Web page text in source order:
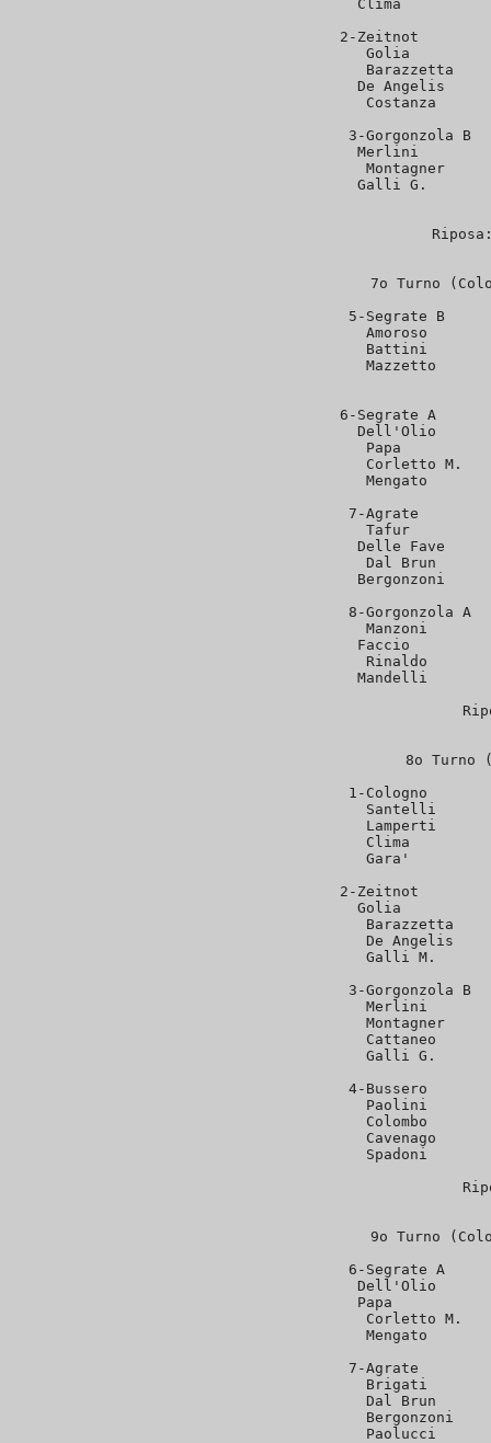
Clima
2-Zeitnot
Golia
Barazzetta
De Angelis
Costanza
3-Gorgonzola
Merlini
Montagner
Galli G.
7o Turno
5-Segrate B
Amoroso
Battini
Mazzetto
6-Segrate A
Dell'Olio
Papa
Corletto M.
Mengato
7-Agrate
Tafur
Delle Fave
Dal Brun
Bergonzoni
8-Gorgonzola
Manzoni
Faccio
Rinaldo
Mandelli
8o Turno
1-Cologno
Santelli
Lamperti
Clima
Gara'
2-Zeitnot
Golia
Barazzetta
De Angelis
Galli M.
3-Gorgonzola
Merlini
Montagner
Cattaneo
Galli G.
4-Bussero
Paolini
Colombo
Cavenago
Spadoni
9o Turno
6-Segrate A
Dell'Olio
Papa
Corletto M.
Mengato
7-Agrate
Brigati
Dal Brun
Bergonzoni
Paolucci